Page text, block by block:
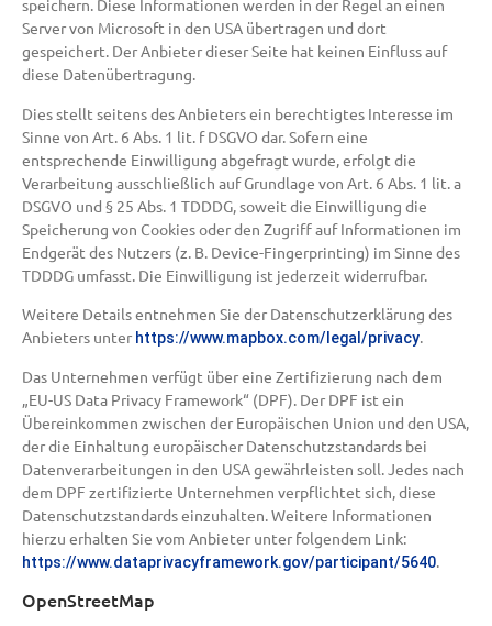
speichern. Diese Informationen werden in der Regel an einen
Server von Microsoft in den USA übertragen und dort
gespeichert. Der Anbieter dieser Seite hat keinen Einfluss auf
diese Datenübertragung.
Dies stellt seitens des Anbieters ein berechtigtes Interesse im
Sinne von Art. 6 Abs. 1 lit. f DSGVO dar. Sofern eine
entsprechende Einwilligung abgefragt wurde, erfolgt die
Verarbeitung ausschließlich auf Grundlage von Art. 6 Abs. 1 lit. a
DSGVO und § 25 Abs. 1 TDDDG, soweit die Einwilligung die
Speicherung von Cookies oder den Zugriff auf Informationen im
Endgerät des Nutzers (z. B. Device-Fingerprinting) im Sinne des
TDDDG umfasst. Die Einwilligung ist jederzeit widerrufbar.
Weitere Details entnehmen Sie der Datenschutzerklärung des
Anbieters unter https://www.mapbox.com/legal/privacy.
Das Unternehmen verfügt über eine Zertifizierung nach dem
„EU-US Data Privacy Framework“ (DPF). Der DPF ist ein
Übereinkommen zwischen der Europäischen Union und den USA,
der die Einhaltung europäischer Datenschutzstandards bei
Datenverarbeitungen in den USA gewährleisten soll. Jedes nach
dem DPF zertifizierte Unternehmen verpflichtet sich, diese
Datenschutzstandards einzuhalten. Weitere Informationen
hierzu erhalten Sie vom Anbieter unter folgendem Link:
https://www.dataprivacyframework.gov/participant/5640.
OpenStreetMap